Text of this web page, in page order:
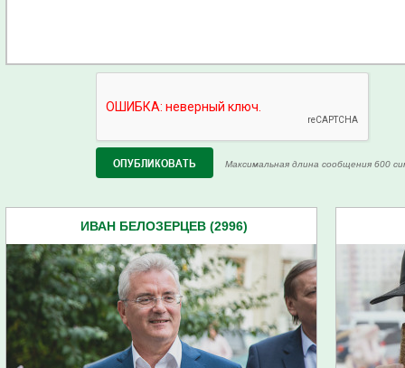
Максимальная длина сообщения 600
ИВАН БЕЛОЗЕРЦЕВ (2996)